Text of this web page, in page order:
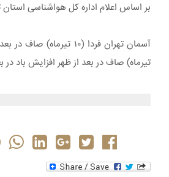
بر اساس اعلام اداره کل هواشناسی استان تهران تا روز پنجشنبه (۱۲ تیرماه) ماندگاری
تیرماه) صاف در بعد از ظهر افزایش باد در بعضی ساعت‌ها وزش